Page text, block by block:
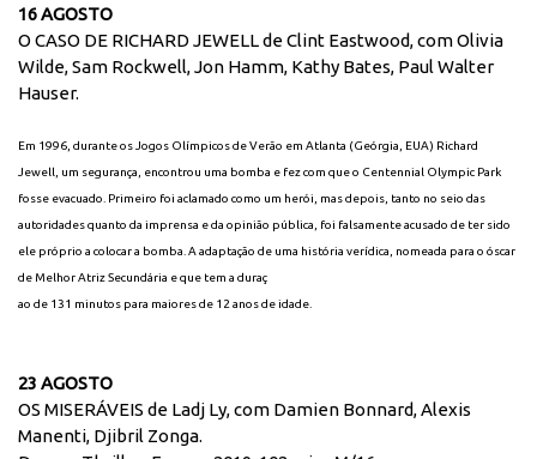
16 AGOSTO
O CASO DE RICHARD JEWELL de Clint Eastwood, com Olivia
Wilde, Sam Rockwell, Jon Hamm, Kathy Bates, Paul Walter
Hauser.
Em 1996, durante os Jogos Olímpicos de Verão em Atlanta (Geórgia, EUA) Richard
Jewell, um segurança, encontrou uma bomba e fez com que o Centennial Olympic Park
fosse evacuado. Primeiro foi aclamado como um herói, mas depois, tanto no seio das
autoridades quanto da imprensa e da opinião pública, foi falsamente acusado de ter sido
ele próprio a colocar a bomba. A adaptação de uma história verídica, nomeada para o óscar
de Melhor Atriz Secundária e que tem a duraç
ao de 131 minutos para maiores de 12 anos de idade.
23 AGOSTO
OS MISERÁVEIS de Ladj Ly, com Damien Bonnard, Alexis
Manenti, Djibril Zonga.